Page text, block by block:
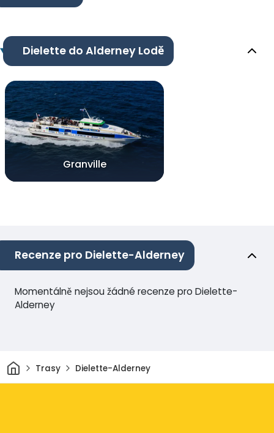
Dielette do Alderney Lodě
Granville
Recenze pro Dielette-Alderney
Momentálně nejsou žádné recenze pro Dielette-
Alderney
Domov
Trasy Dielette-Alderney